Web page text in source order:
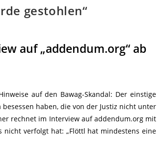
gestohlen“
auf „addendum.org“ ab
auf den Bawag-Skandal: Der einstige
haben, die von der Justiz nicht unter
rechnet im Interview auf addendum.org mit
verfolgt hat: „Flöttl hat mindestens eine